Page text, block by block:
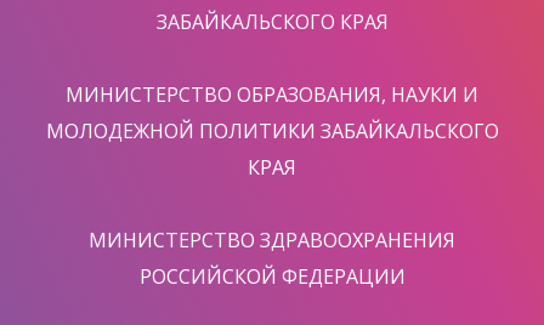
ЗАБАЙКАЛЬСКОГО КРАЯ
МИНИСТЕРСТВО ОБРАЗОВАНИЯ, НАУКИ И
МОЛОДЕЖНОЙ ПОЛИТИКИ ЗАБАЙКАЛЬСКОГО
КРАЯ
МИНИСТЕРСТВО ЗДРАВООХРАНЕНИЯ
РОССИЙСКОЙ ФЕДЕРАЦИИ